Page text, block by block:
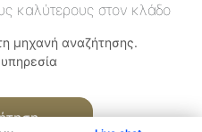
καλύτερους στον κλάδο
μηχανή αναζήτησης.